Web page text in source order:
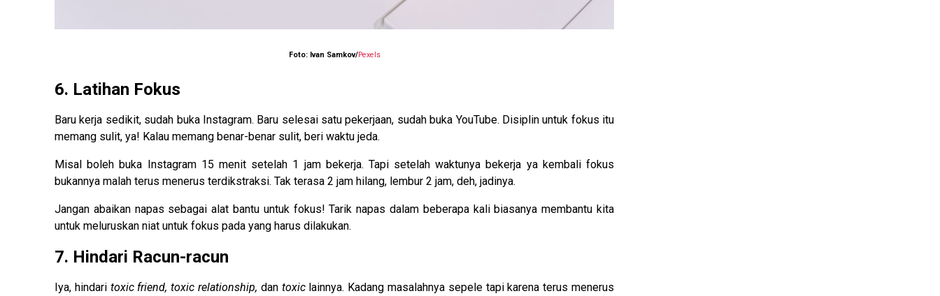
Foto: Ivan Samkov/Pexels
6. Latihan Fokus
Baru kerja sedikit, sudah buka Instagram. Baru selesai satu pekerjaan, sudah buka YouTube. Disiplin untuk fokus itu
memang sulit, ya! Kalau memang benar-benar sulit, beri waktu jeda.
Misal boleh buka Instagram 15 menit setelah 1 jam bekerja. Tapi setelah waktunya bekerja ya kembali fokus
bukannya malah terus menerus terdikstraksi. Tak terasa 2 jam hilang, lembur 2 jam, deh, jadinya.
Jangan abaikan napas sebagai alat bantu untuk fokus! Tarik napas dalam beberapa kali biasanya membantu kita
untuk meluruskan niat untuk fokus pada yang harus dilakukan.
7. Hindari Racun-racun
Iya, hindari toxic friend, toxic relationship, dantoxiclainnya. Kadang masalahnya sepele tapi karena terus menerus